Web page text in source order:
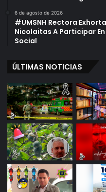
6 de agosto de 2026
#UMSNH Rectora
Nicolaitas A Participar
Social
ÚLTIMAS NOTICIAS